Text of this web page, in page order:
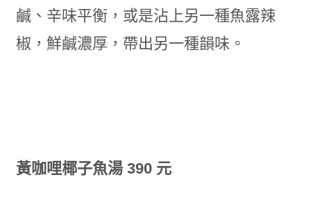
鹹、辛味平衡，或是沾上另一種魚露辣
椒，鮮鹹濃厚，帶出另一種韻味。
黃咖哩椰子魚湯 390 元